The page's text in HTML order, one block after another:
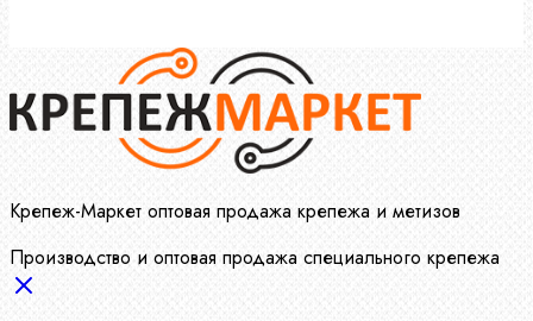
Крепеж-Маркет оптовая продажа крепежа и метизов
Производство и оптовая продажа специального крепежа